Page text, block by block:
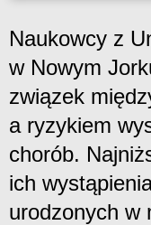
Naukowcy z
w Nowym
związek
a ryzykiem
chorób.
ich
urodzonych w